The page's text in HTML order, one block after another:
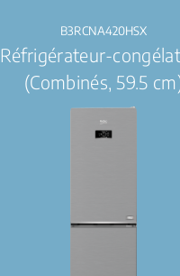
B3RCNA420HSX
Réfrigérateur-
(Combinés, 59.5